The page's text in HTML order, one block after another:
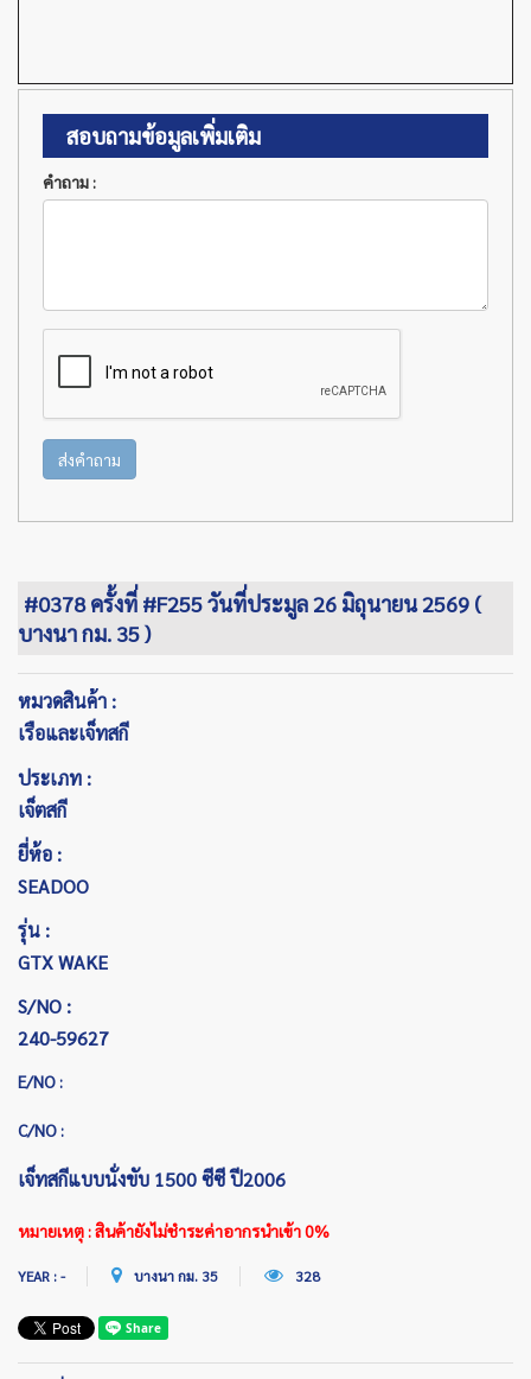
สอบถามข้อมูลเพิ่มเติม
คำถาม :
ส่งคำถาม
#0378 ครั้งที่ #F255 วันที่ประมูล 26 มิถุนายน 2569 (
บางนา กม. 35 )
หมวดสินค้า :
เรือและเจ็ทสกี
ประเภท :
เจ็ตสกี
ยี่ห้อ :
SEADOO
รุ่น :
GTX WAKE
S/NO :
240-59627
E/NO :
C/NO :
เจ็ทสกีแบบนั่งขับ 1500 ซีซี ปี2006
หมายเหตุ : สินค้ายังไม่ชำระค่าอากรนำเข้า 0%
YEAR : - บางนา กม. 35 328